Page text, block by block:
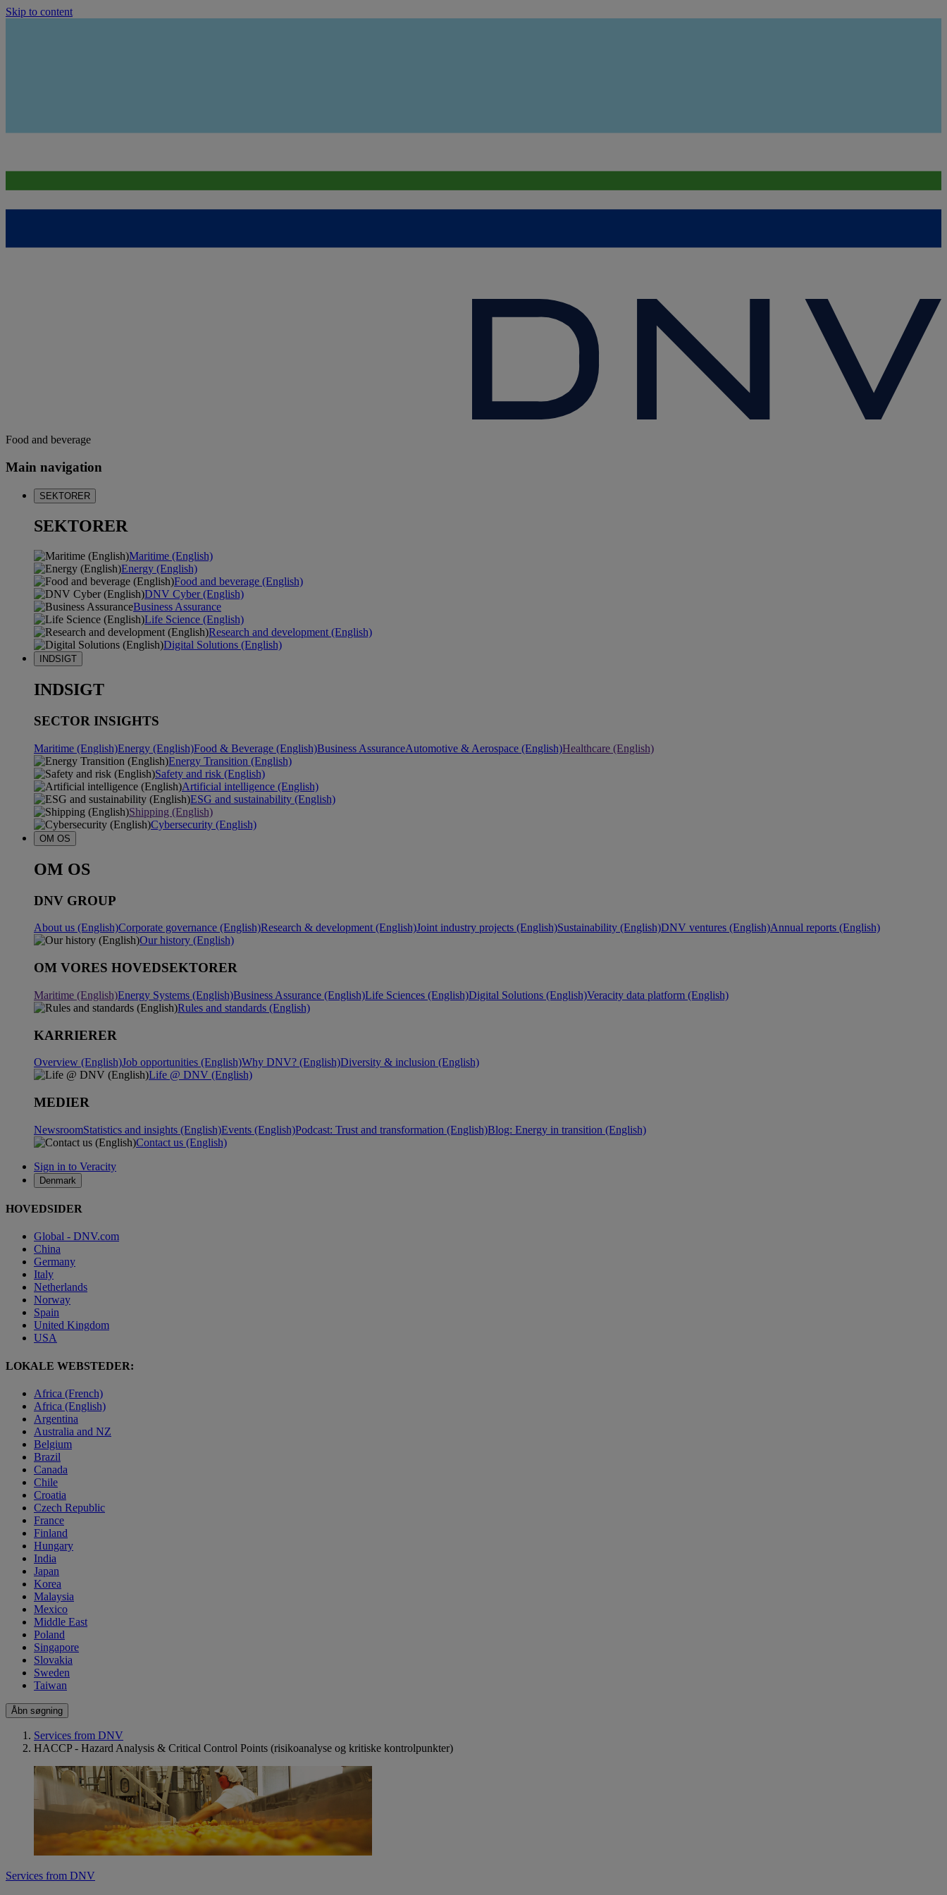
Skip to content
Food and beverage
Main navigation
SEKTORER
SEKTORER
Maritime (English)
Energy (English)
Food and beverage (English)
DNV Cyber (English)
Business Assurance
Life Science (English)
Research and development (English)
Digital Solutions (English)
INDSIGT
INDSIGT
SECTOR INSIGHTS
Maritime (English)Energy (English)Food & Beverage (English)Business AssuranceAutomotive & Aerospace (English)Healthcare (English)
Energy Transition (English)
Safety and risk (English)
Artificial intelligence (English)
ESG and sustainability (English)
Shipping (English)
Cybersecurity (English)
OM OS
OM OS
DNV GROUP
About us (English)Corporate governance (English)Research & development (English)Joint industry projects (English)Sustainability (English)DNV ventures (English)Annual reports (English)
Our history (English)
OM VORES HOVEDSEKTORER
Maritime (English)Energy Systems (English)Business Assurance (English)Life Sciences (English)Digital Solutions (English)Veracity data platform (English)
Rules and standards (English)
KARRIERER
Overview (English)Job opportunities (English)Why DNV? (English)Diversity & inclusion (English)
Life @ DNV (English)
MEDIER
NewsroomStatistics and insights (English)Events (English)Podcast: Trust and transformation (English)Blog: Energy in transition (English)
Contact us (English)
Sign in to Veracity
Denmark
HOVEDSIDER
Global - DNV.com
China
Germany
Italy
Netherlands
Norway
Spain
United Kingdom
USA
LOKALE WEBSTEDER:
Africa (French)
Africa (English)
Argentina
Australia and NZ
Belgium
Brazil
Canada
Chile
Croatia
Czech Republic
France
Finland
Hungary
India
Japan
Korea
Malaysia
Mexico
Middle East
Poland
Singapore
Slovakia
Sweden
Taiwan
Åbn søgning
Services from DNV
HACCP - Hazard Analysis & Critical Control Points (risikoanalyse og kritiske kontrolpunkter)
Services from DNV